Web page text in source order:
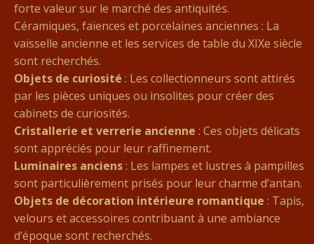
forte valeur sur le marché des antiquités.
Céramiques, faïences et porcelaines anciennes : La
vaisselle ancienne et les services de table du XIXe siècle
sont recherchés.
Objets de curiosité : Les collectionneurs sont attirés
par les pièces uniques ou insolites pour créer des
cabinets de curiosités.
Cristallerie et verrerie ancienne : Ces objets délicats
sont appréciés pour leur raffinement.
Luminaires anciens: Les lampes et lustres à pampilles
sont particulièrement prisés pour leur charme d’antan.
Objets de décoration intérieure romantique : Tapis,
velours et accessoires contribuant à une ambiance
d’époque sont recherchés.